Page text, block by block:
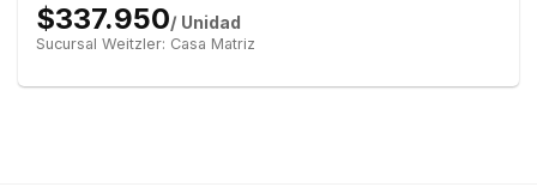
$337.950/ Unidad
Sucursal Weitzler: Casa Matriz